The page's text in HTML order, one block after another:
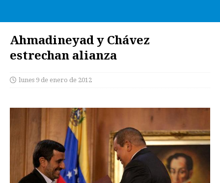
Ahmadineyad y Chávez
estrechan alianza
lunes 9 de enero de 2012